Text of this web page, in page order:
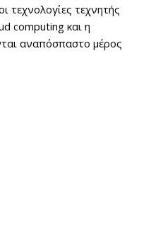
τεχνητής
computing και η
αναπόσπαστο μέρος